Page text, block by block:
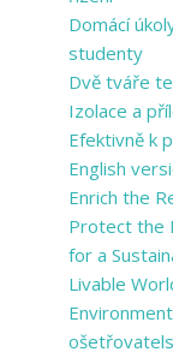
Domácí
studenty
Dvě tváře
Izolace a
Efektivně k
English
Enrich the
Protect the
for a
Livable